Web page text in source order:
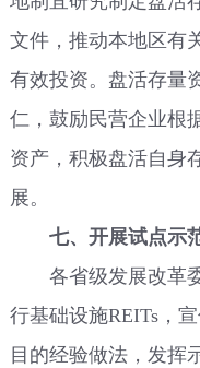
文件，推动本地区有
有效投资。盘活存量
仁，鼓励民营企业根
资产，积极盘活自身
展。
七、开展试点示
各省级发展改革委
行基础设施REITs，
目的经验做法，发挥